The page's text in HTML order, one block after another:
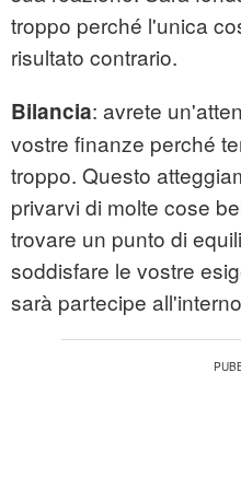
troppo perché l'unica
risultato contrario.
Bilancia: avrete
vostre finanze perché
troppo. Questo
privarvi di molte cose
trovare un punto di
soddisfare le vostre
sarà partecipe